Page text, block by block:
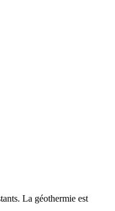
La géothermie est